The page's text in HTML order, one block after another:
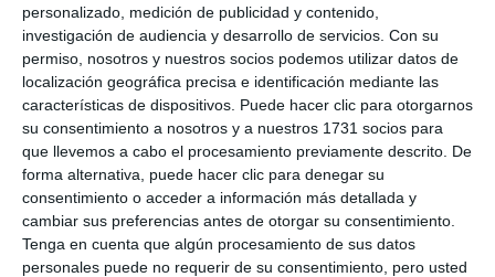
personalizado, medición de publicidad y contenido,
investigación de audiencia y desarrollo de servicios. Con su
permiso, nosotros y nuestros socios podemos utilizar datos de
localización geográfica precisa e identificación mediante las
características de dispositivos. Puede hacer clic para otorgarnos
su consentimiento a nosotros y a nuestros 1731 socios para
que llevemos a cabo el procesamiento previamente descrito. De
forma alternativa, puede hacer clic para denegar su
consentimiento o acceder a información más detallada y
cambiar sus preferencias antes de otorgar su consentimiento.
Tenga en cuenta que algún procesamiento de sus datos
personales puede no requerir de su consentimiento, pero usted